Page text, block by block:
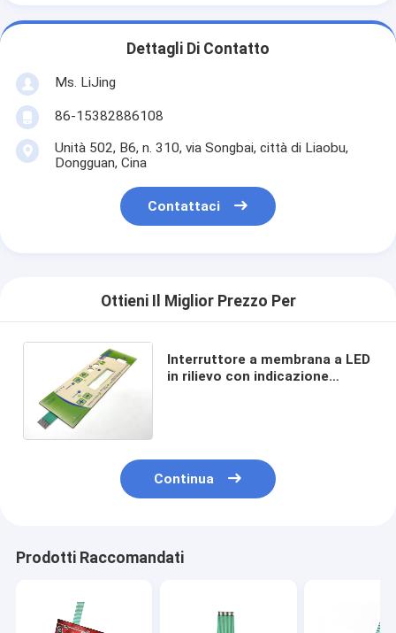
Dettagli Di Contatto
Ms. LiJing
86-15382886108
Unità 502, B6, n. 310, via Songbai, città di Liaobu,
Dongguan, Cina
Contattaci
Ottieni Il Miglior Prezzo Per
Interruttore a membrana a LED
in rilievo con indicazione
Continua
Prodotti Raccomandati